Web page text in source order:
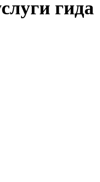
гида